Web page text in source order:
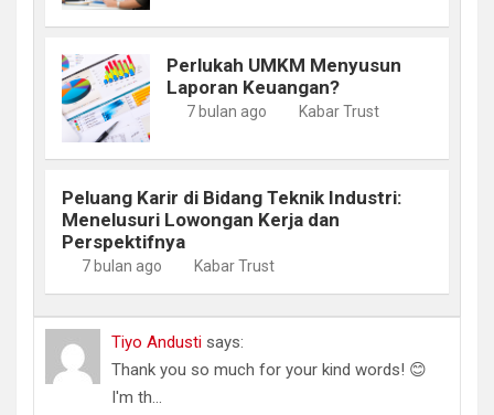
Perlukah UMKM Menyusun
Laporan Keuangan?
7 bulan ago Kabar Trust
Peluang Karir di Bidang Teknik Industri:
Menelusuri Lowongan Kerja dan
Perspektifnya
7 bulan ago Kabar Trust
Tiyo Andusti says:
Thank you so much for your kind words! 😊
I'm th...